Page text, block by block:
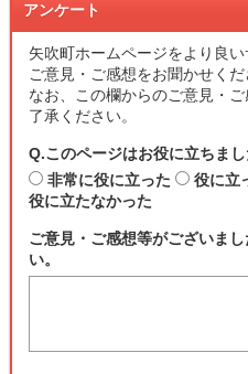
アンケート
矢吹町ホームページをより良
ご意見・ご感想をお聞かせくだ
なお、この欄からのご意見・
了承ください。
Q.このページはお役に立ちまし
非常に役に立った
役に立
役に立たなかった
ご意見・ご感想等がございま
い。